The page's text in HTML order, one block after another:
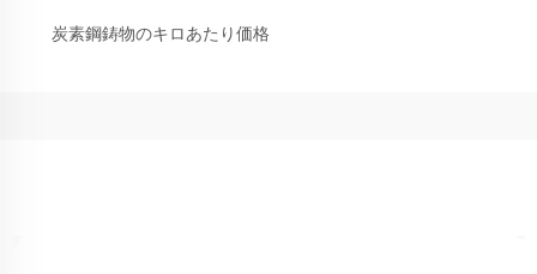
炭素鋼鋳物のキロあたり価格